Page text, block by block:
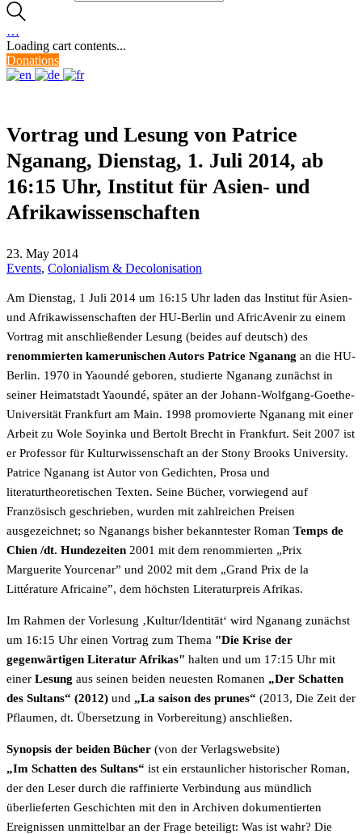
…
Loading cart contents...
Donations
Vortrag und Lesung von Patrice
Nganang, Dienstag, 1. Juli 2014, ab
16:15 Uhr, Institut für Asien- und
Afrikawissenschaften
23. May 2014
Events, Colonialism & Decolonisation
Am Dienstag, 1 Juli 2014 um 16:15 Uhr laden das Institut für Asien-
und Afrikawissenschaften der HU-Berlin und AfricAvenir zu einem
Vortrag mit anschließender Lesung (beides auf deutsch) des
renommierten kamerunischen Autors Patrice Nganang an die HU-
Berlin. 1970 in Yaoundé geboren, studierte Nganang zunächst in
seiner Heimatstadt Yaoundé, später an der Johann-Wolfgang-Goethe-
Universität Frankfurt am Main. 1998 promovierte Nganang mit einer
Arbeit zu Wole Soyinka und Bertolt Brecht in Frankfurt. Seit 2007 ist
er Professor für Kulturwissenschaft an der Stony Brooks University.
Patrice Nganang ist Autor von Gedichten, Prosa und
literaturtheoretischen Texten. Seine Bücher, vorwiegend auf
Französisch geschrieben, wurden mit zahlreichen Preisen
ausgezeichnet; so Nganangs bisher bekanntester Roman Temps de
Chien /dt. Hundezeiten 2001 mit dem renommierten „Prix
Marguerite Yourcenar” und 2002 mit dem „Grand Prix de la
Littérature Africaine”, dem höchsten Literaturpreis Afrikas.
Im Rahmen der Vorlesung ‚Kultur/Identität‘ wird Nganang zunächst
um 16:15 Uhr einen Vortrag zum Thema "Die Krise der
gegenwärtigen Literatur Afrikas" halten und um 17:15 Uhr mit
einer Lesung aus seinen beiden neuesten Romanen „Der Schatten
des Sultans“ (2012) und „La saison des prunes“ (2013, Die Zeit der
Pflaumen, dt. Übersetzung in Vorbereitung) anschließen.
Synopsis der beiden Bücher (von der Verlagswebsite)
„Im Schatten des Sultans“ ist ein erstaunlicher historischer Roman,
der den Leser durch die raffinierte Verbindung aus mündlich
überlieferten Geschichten mit den in Archiven dokumentierten
Ereignissen unmittelbar an der Frage beteiligt: Was ist wahr? Die